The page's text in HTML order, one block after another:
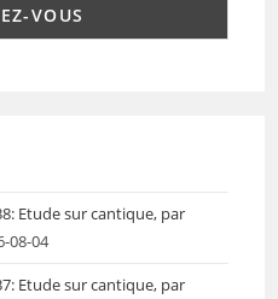
Etude sur cantique, par
08-04
Etude sur cantique, par